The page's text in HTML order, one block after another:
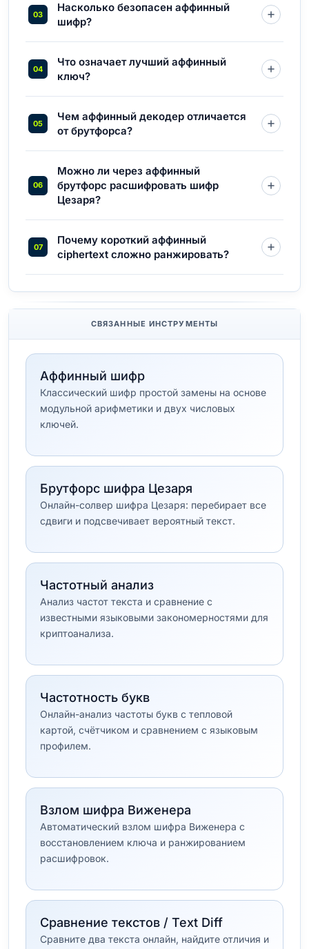
Насколько безопасен аффинный
шифр?
Что означает лучший аффинный
ключ?
Чем аффинный декодер отличается
от брутфорса?
Можно ли через аффинный
брутфорс расшифровать шифр
Цезаря?
Почему короткий аффинный
ciphertext сложно ранжировать?
СВЯЗАННЫЕ ИНСТРУМЕНТЫ
Аффинный шифр
Классический шифр простой замены на основе
модульной арифметики и двух числовых
ключей.
Брутфорс шифра Цезаря
Онлайн-солвер шифра Цезаря: перебирает все
сдвиги и подсвечивает вероятный текст.
Частотный анализ
Анализ частот текста и сравнение с
известными языковыми закономерностями для
криптоанализа.
Частотность букв
Онлайн-анализ частоты букв с тепловой
картой, счётчиком и сравнением с языковым
профилем.
Взлом шифра Виженера
Автоматический взлом шифра Виженера с
восстановлением ключа и ранжированием
расшифровок.
Сравнение текстов / Text Diff
Сравните два текста онлайн, найдите отличия и